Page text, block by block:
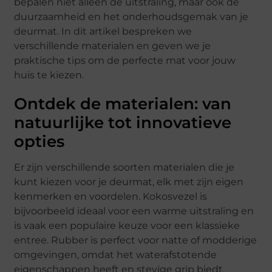
bepalen niet alleen de uitstraling, maar ook de
duurzaamheid en het onderhoudsgemak van je
deurmat. In dit artikel bespreken we
verschillende materialen en geven we je
praktische tips om de perfecte mat voor jouw
huis te kiezen.
Ontdek de materialen: van
natuurlijke tot innovatieve
opties
Er zijn verschillende soorten materialen die je
kunt kiezen voor je deurmat, elk met zijn eigen
kenmerken en voordelen. Kokosvezel is
bijvoorbeeld ideaal voor een warme uitstraling en
is vaak een populaire keuze voor een klassieke
entree. Rubber is perfect voor natte of modderige
omgevingen, omdat het waterafstotende
eigenschappen heeft en stevige grip biedt.